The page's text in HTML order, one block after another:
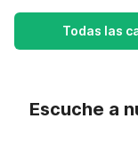
Todas las
Escuche a